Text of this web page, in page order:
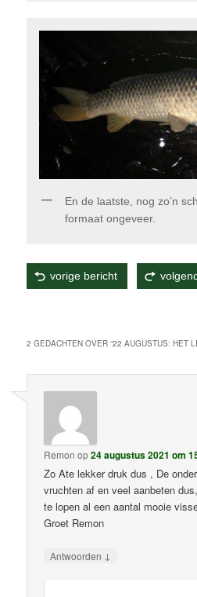
En de laatste, nog zo’n
formaat ongeveer.
vorige bericht
2 GEDACHTEN OVER “22 AUGUSTUS: HET
Remon op24 augustus 2021 om
Zo Ate lekker druk dus , De
vruchten af en veel aanbeten
te lopen al een aantal mooie
Groet Remon
Antwoorden ↓